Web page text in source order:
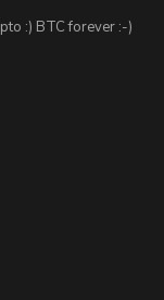
:) BTC forever :-)